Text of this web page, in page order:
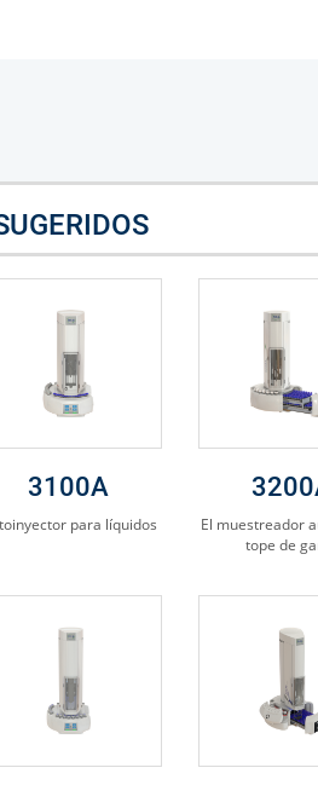
3100A
para líquidos
El muestreador
tope de